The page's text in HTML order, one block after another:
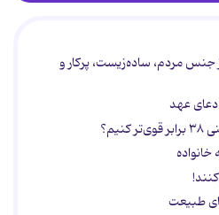
جنس مردم، ساده‌زیست، پرکار و
عهد
طبیعت